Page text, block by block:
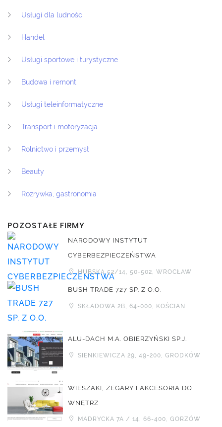
Usługi dla ludności
Handel
Usługi sportowe i turystyczne
Budowa i remont
Usługi teleinformatyczne
Transport i motoryzacja
Rolnictwo i przemysł
Beauty
Rozrywka, gastronomia
POZOSTAŁE FIRMY
NARODOWY INSTYTUT
CYBERBEZPIECZEŃSTWA
HUBSKA 52/14, 50-502, WROCŁAW
BUSH TRADE 727 SP. Z O.O.
SKŁADOWA 2B, 64-000, KOŚCIAN
ALU-DACH M.A. OBIERZYŃSKI SP.J.
SIENKIEWICZA 29, 49-200, GRODKÓW
WIESZAKI, ZEGARY I AKCESORIA DO
WNĘTRZ
MADRYCKA 7A / 14, 66-400, GORZÓW